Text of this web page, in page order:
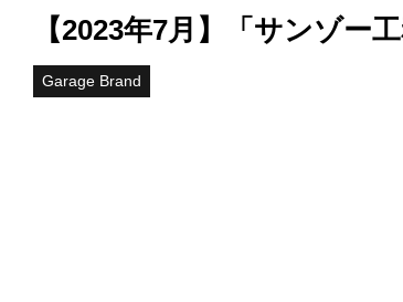
【2023年7月】「サンゾー
Garage Brand